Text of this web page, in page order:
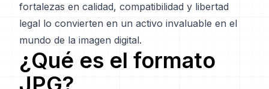
fortalezas en calidad, compatibilidad y libertad
legal lo convierten en un activo invaluable en el
mundo de la imagen digital.
¿Qué es el formato